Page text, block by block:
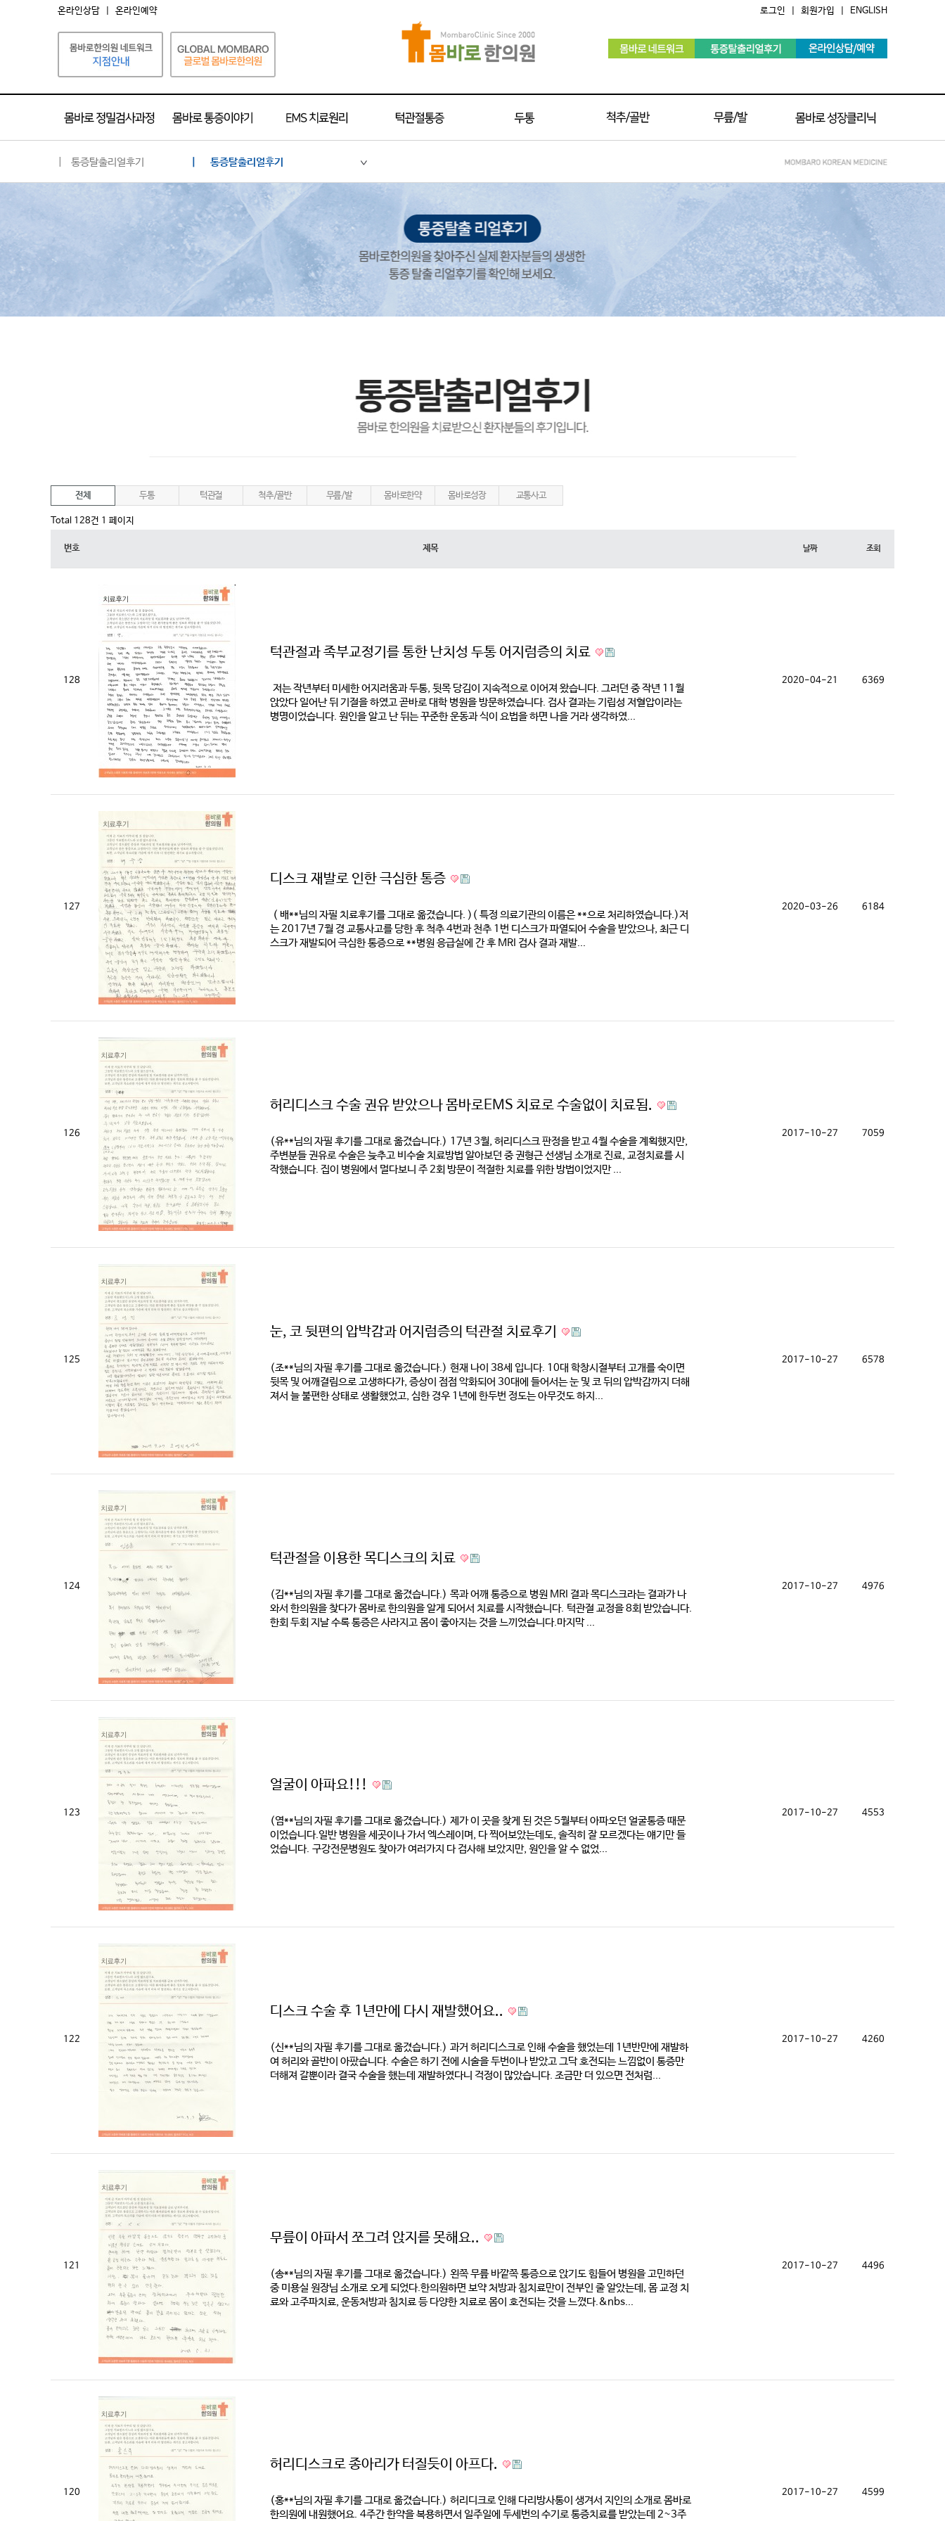
로그인 회원가입 ENGLISH
온라인상담 온라인예약
| 통증탈출리얼후기 | 통증탈출리얼후기
통증탈출리얼후기
전체 두통 턱관절 척추/골반 무릎/발 몸바로한약 몸바로성장 교통사고
Total 128건 1 페이지
번호 제목 날짜 조회
128
턱관절과 족부교정기를 통한 난치성 두통 어지럼증의 치료
저는 작년부터 미세한 어지러움과 두통, 뒷목 당김이 지속적으로 이어져 왔습니다. ​그러던 중 작년 11월
앉았다 일어난 뒤 기절을 하였고 곧바로 대학 병원을 방문하였습니다. 검사 결과는 기립성 저혈압이라는
병명이었습니다. 원인을 알고 난 뒤는 꾸준한 운동과 식이 요법을 하면 나을 거라 생각하였...
2020-04-21 6369
127
디스크 재발로 인한 극심한 통증
( 배**님의 자필 치료후기를 그대로 옮겼습니다. )( 특정 의료기관의 이름은 **으로 처리하였습니다.)저
는 2017년 7월 경 교통사고를 당한 후 척추 4번과 천추 1번 디스크가 파열되어 수술을 받았으나, 최근 디
스크가 재발되어 극심한 통증으로 **병원 응급실에 간 후 MRI 검사 결과 재발...
2020-03-26 6184
126
허리디스크 수술 권유 받았으나 몸바로EMS 치료로 수술없이 치료됨.
(유**님의 자필 후기를 그대로 옮겼습니다.)​ 17년 3월, 허리디스크 판정을 받고 4월 수술을 계획했지만,
주변분들 권유로 수술은 늦추고 비수술 치료방법 알아보던 중 권형근 선생님 소개로 진료, 교정치료를 시
작했습니다. 집이 병원에서 멀다보니 주 2회 방문이 적절한 치료를 위한 방법이었지만 ...
2017-10-27 7059
125
눈, 코 뒷편의 압박감과 어지럼증의 턱관절 치료후기
(조**님의 자필 후기를 그대로 옮겼습니다.)​​ 현재 나이 38세 입니다. 10대 학창시절부터 고개를 숙이면
뒷목 및 어깨결림으로 고생하다가, 증상이 점점 악화되어 30대에 들어서는 눈 및 코 뒤의 압박감까지 더해
져서 늘 불편한 상태로 생활했었고, 심한 경우 1년에 한두번 정도는 아무것도 하지...
2017-10-27 6578
124
턱관절을 이용한 목디스크의 치료
(김**님의 자필 후기를 그대로 옮겼습니다.) 목과 어깨 통증으로 병원 MRI 결과 목디스크라는 결과가 나
와서 한의원을 찾다가 몸바로 한의원을 알게 되어서 치료를 시작했습니다. 턱관절 교정을 8회 받았습니다.
한회 두회 지날 수록 통증은 사라지고 몸이 좋아지는 것을 느끼었습니다.마지막 ...
2017-10-27 4976
123
얼굴이 아파요!!!
(염**님의 자필 후기를 그대로 옮겼습니다.) 제가 이 곳을 찾게 된 것은 5월부터 아파오던 얼굴통증 때문
이었습니다.일반 병원을 세곳이나 가서 엑스레이며, 다 찍어보았는데도, 솔직히 잘 모르겠다는 얘기만 들
었습니다. 구강전문병원도 찾아가 여러가지 다 검사해 보았지만, 원인을 알 수 없었...
2017-10-27 4553
122
디스크 수술 후 1년만에 다시 재발했어요..
(신**님의 자필 후기를 그대로 옮겼습니다.) 과거 허리디스크로 인해 수술을 했었는데 1년반만에 재발하
여 허리와 골반이 아팠습니다. 수술은 하기 전에 시술을 두번이나 받았고 그닥 호전되는 느낌없이 통증만
더해져 갈뿐이라 결국 수술을 했는데 재발하였다니 걱정이 많았습니다. 조금만 더 있으면 전처럼...
2017-10-27 4260
121
무릎이 아파서 쪼그려 앉지를 못해요..
(송**님의 자필 후기를 그대로 옮겼습니다.) 왼쪽 무릎 바깥쪽 통증으로 앉기도 힘들어 병원을 고민하던
중 미용실 원장님 소개로 오게 되었다.한의원하면 보약 처방과 침치료만이 전부인 줄 알았는데, 몸 교정 치
료와 고주파치료, 운동처방과 침치료 등 다양한 치료로 몸이 호전되는 것을 느꼈다.&nbs...
2017-10-27 4496
120
허리디스크로 종아리가 터질듯이 아프다.
(홍**님의 자필 후기를 그대로 옮겼습니다.) 허리디크로 인해 다리방사통이 생겨서 지인의 소개로 몸바로
한의원에 내원했어요. 4주간 한약을 복용하면서 일주일에 두세번의 수기로 통증치료를 받았는데 2~3주
2017-10-27 4599